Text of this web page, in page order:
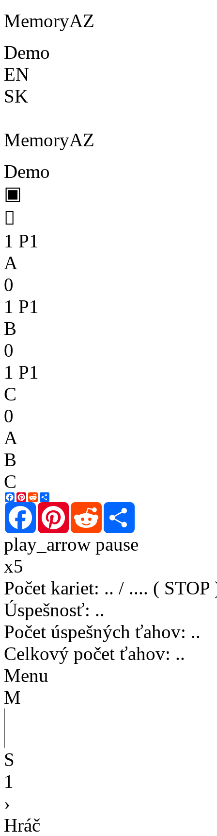
MemoryAZ
Demo
EN
SK
MemoryAZ
Demo
▣

1 P1
A
0
1 P1
B
0
1 P1
C
0
A
B
C
Facebook
Pinterest
Reddit
Facebook
Pinterest Reddit
play_arrow pause
x5
Počet kariet: .. / .... ( STOP
Úspešnosť: ..
Počet úspešných ťahov: ..
Celkový počet ťahov: ..
Menu
M
S
1
›
Hráč